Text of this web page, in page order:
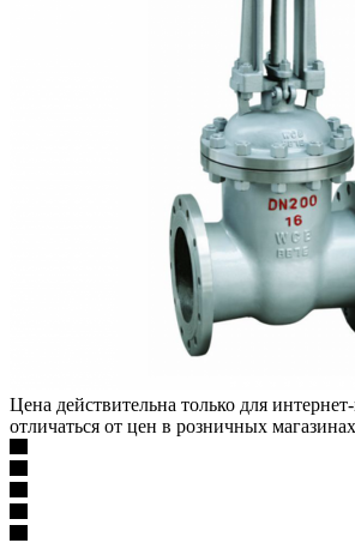
Цена действительна только для
отличаться от цен в розничных магазинах